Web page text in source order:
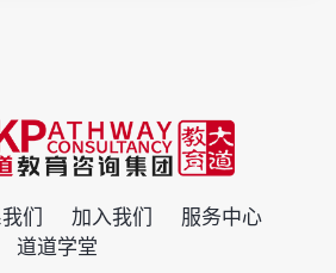
们 加入我们
服务中心
道道学堂